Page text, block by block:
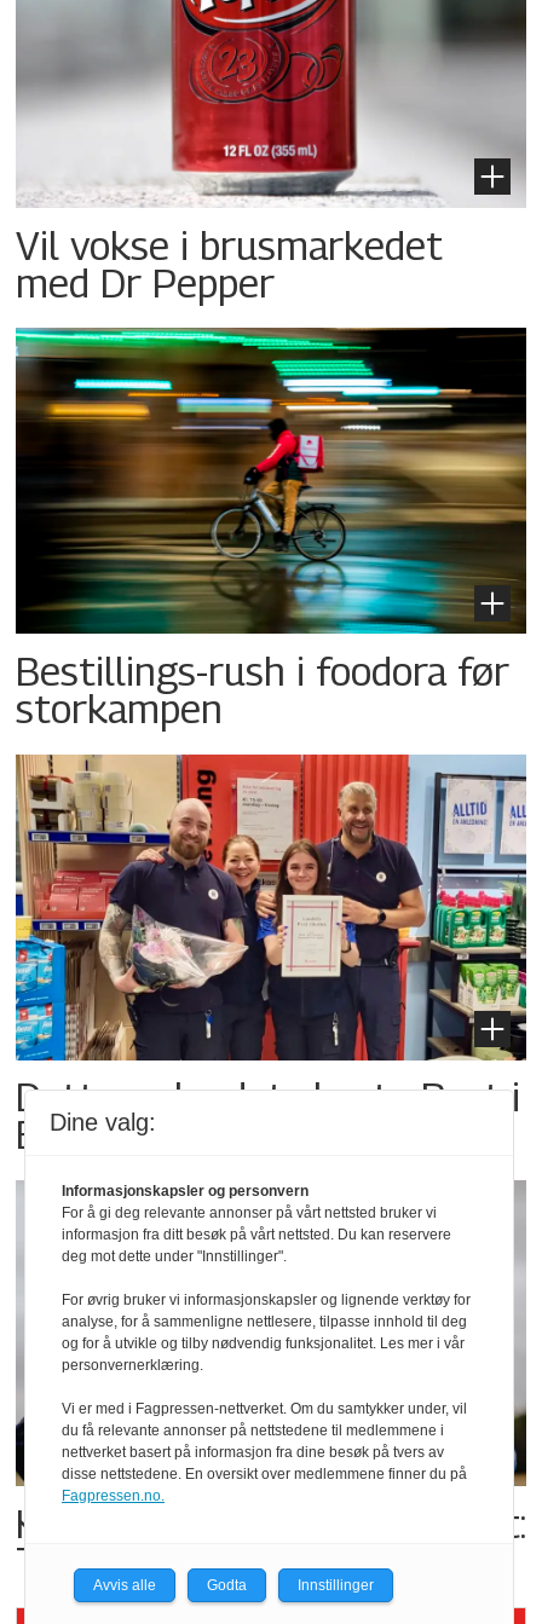
Vil vokse i brusmarkedet
med Dr Pepper
Bestillings-rush i foodora før
storkampen
Dette er landets beste Post i
Butikk
Kolonihagens norske yoghurt:
Trues av melkemangel
Dine valg:
Informasjonskapsler og personvern
For å gi deg relevante annonser på vårt nettsted bruker vi
informasjon fra ditt besøk på vårt nettsted. Du kan reservere
deg mot dette under "Innstillinger".
For øvrig bruker vi informasjonskapsler og lignende verktøy for
analyse, for å sammenligne nettlesere, tilpasse innhold til deg
og for å utvikle og tilby nødvendig funksjonalitet. Les mer i vår
personvernerklæring.
Vi er med i Fagpressen-nettverket. Om du samtykker under, vil
du få relevante annonser på nettstedene til medlemmene i
nettverket basert på informasjon fra dine besøk på tvers av
disse nettstedene. En oversikt over medlemmene finner du på
Fagpressen.no.
Avvis alle Godta Innstillinger